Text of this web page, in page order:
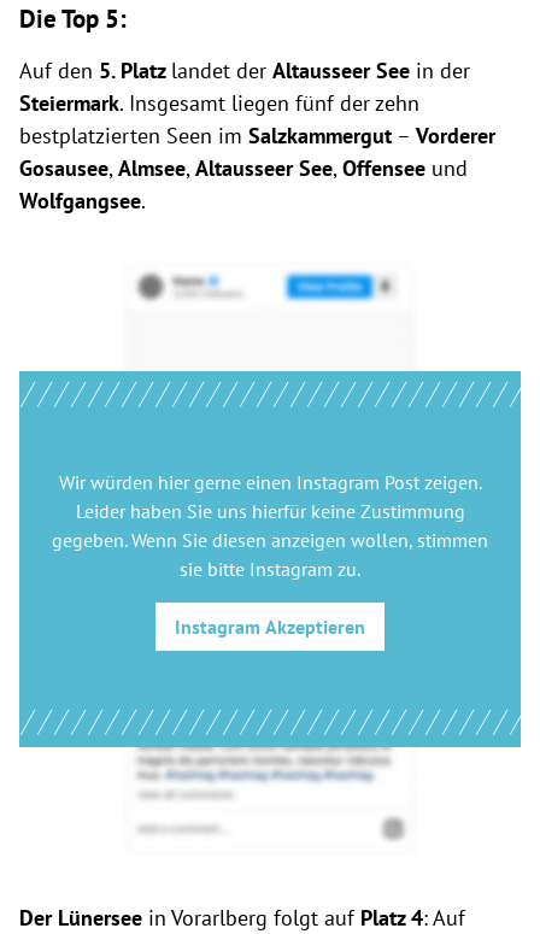
Die Top 5:
Auf den 5. Platz landet der Altausseer See in der
Steiermark. Insgesamt liegen fünf der zehn
bestplatzierten Seen im Salzkammergut – Vorderer
Gosausee,Almsee,Altausseer See,Offensee und
Wolfgangsee.
Wir würden hier gerne einen Instagram Postzeigen.
Leider haben Sie uns hierfür keine Zustimmung
gegeben. Wenn Sie diesen anzeigen wollen, stimmen
sie bitte Instagram zu.
Instagram Akzeptieren
Der Lünersee in Vorarlberg folgt auf Platz 4: Auf